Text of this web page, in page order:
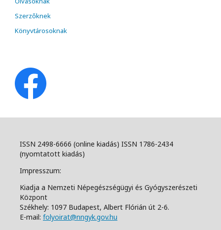
Szerzőknek
Könyvtárosoknak
ISSN 2498-6666 (online kiadás) ISSN 1786-2434
(nyomtatott kiadás)
Impresszum:
Kiadja a Nemzeti Népegészségügyi és Gyógyszerészeti
Központ
Székhely: 1097 Budapest, Albert Flórián út 2-6.
E-mail: folyoirat@nngyk.gov.hu